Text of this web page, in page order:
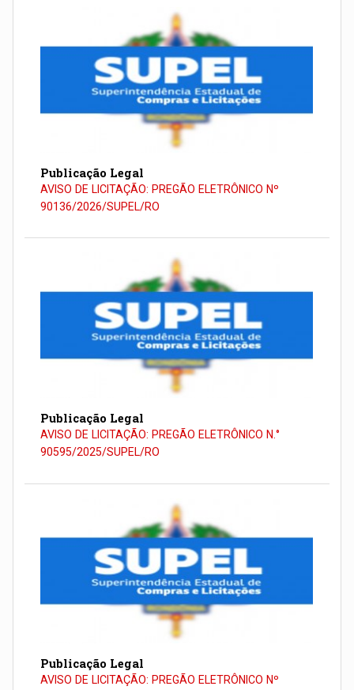
Publicação Legal
AVISO DE LICITAÇÃO: PREGÃO ELETRÔNICO Nº
90136/2026/SUPEL/RO
Publicação Legal
AVISO DE LICITAÇÃO: PREGÃO ELETRÔNICO N.°
90595/2025/SUPEL/RO
Publicação Legal
AVISO DE LICITAÇÃO: PREGÃO ELETRÔNICO Nº